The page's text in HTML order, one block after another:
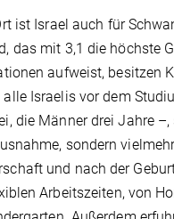
ist Israel auch für
das mit 3,1 die höchste
aufweist, besitzen
alle Israelis vor dem
die Männer drei Jahre
sondern
und nach der
Arbeitszeiten, von